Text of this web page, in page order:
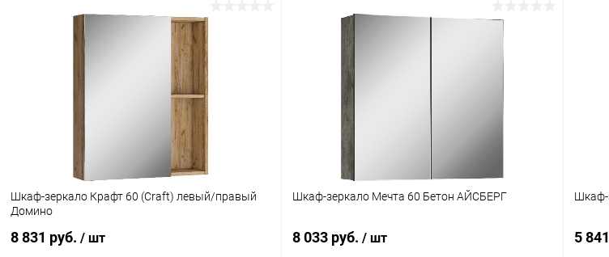
Шкаф-зеркало Крафт 60 (Craft) левый/правый
Домино
8 831 руб. / шт
Шкаф-зеркало Мечта 60 Бетон АЙСБЕРГ
8 033 руб. / шт
Шкаф-
5